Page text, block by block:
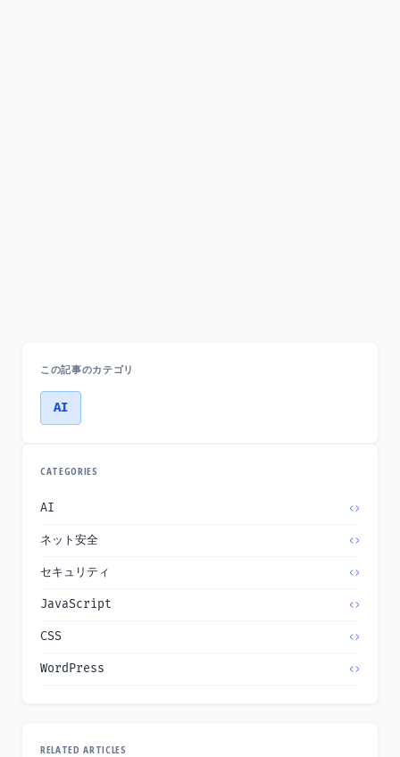
この記事のカテゴリ
AI
CATEGORIES
AI
ネット安全
セキュリティ
JavaScript
CSS
WordPress
RELATED ARTICLES